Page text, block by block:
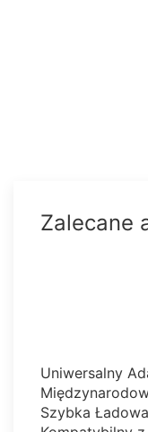
Zalecane
Uniwersalny
Szybka